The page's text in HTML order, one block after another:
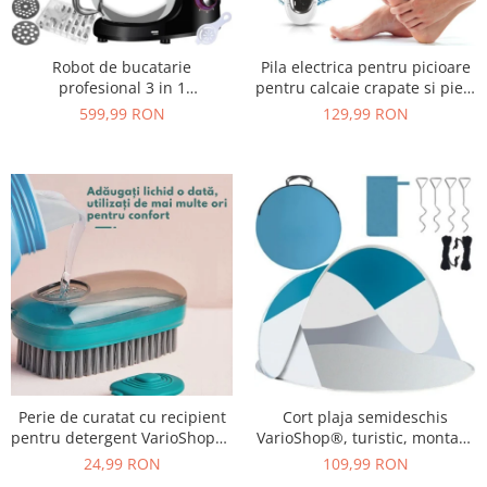
Robot de bucatarie
profesional 3 in 1
VarioShop®, 2200W, blender,
incluse, Negru
599,99 RON
Pila electrica pentru picioare
pentru calcaie crapate si piele
uscata, rezistent la apa,
accesorii incluse, 2000rpm,
129,99 RON
Perie de curatat cu recipient
pentru detergent VarioShop®,
multifunctionala, distribuirea
24,99 RON
Cort plaja semideschis
VarioShop®, turistic, montare
rapida POP-UP, protectie UV si
109,99 RON